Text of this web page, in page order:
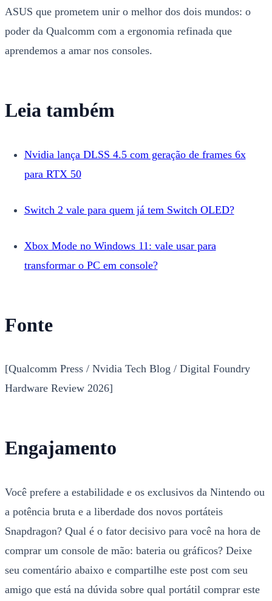
ASUS que prometem unir o melhor dos dois mundos: o
poder da Qualcomm com a ergonomia refinada que
aprendemos a amar nos consoles.
Leia também
Nvidia lança DLSS 4.5 com geração de frames 6x
para RTX 50
Switch 2 vale para quem já tem Switch OLED?
Xbox Mode no Windows 11: vale usar para
transformar o PC em console?
Fonte
[Qualcomm Press / Nvidia Tech Blog / Digital Foundry
Hardware Review 2026]
Engajamento
Você prefere a estabilidade e os exclusivos da Nintendo ou
a potência bruta e a liberdade dos novos portáteis
Snapdragon? Qual é o fator decisivo para você na hora de
comprar um console de mão: bateria ou gráficos? Deixe
seu comentário abaixo e compartilhe este post com seu
amigo que está na dúvida sobre qual portátil comprar este